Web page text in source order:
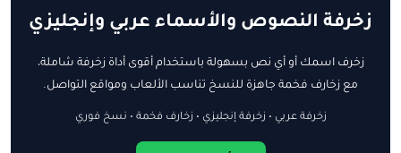
زخرفة النصوص والأسماء عربي وإنجليزي
زخرف اسمك أو أي نص بسهولة باستخدام أقوى أداة زخرفة شاملة،
مع زخارف فخمة جاهزة للنسخ تناسب الألعاب ومواقع التواصل.
زخرفة عربي • زخرفة إنجليزي • زخارف فخمة • نسخ فوري